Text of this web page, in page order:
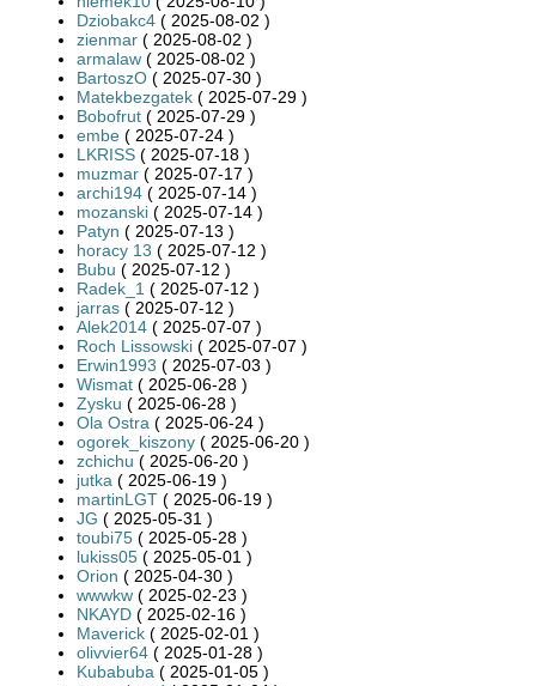
Dziobakc4 ( 2025-08-02 )
zienmar ( 2025-08-02 )
armalaw ( 2025-08-02 )
BartoszO ( 2025-07-30 )
Matekbezgatek ( 2025-07-29 )
Bobofrut ( 2025-07-29 )
embe ( 2025-07-24 )
LKRISS ( 2025-07-18 )
muzmar ( 2025-07-17 )
archi194 ( 2025-07-14 )
mozanski ( 2025-07-14 )
Patyn ( 2025-07-13 )
horacy 13 ( 2025-07-12 )
Bubu ( 2025-07-12 )
Radek_1 ( 2025-07-12 )
jarras ( 2025-07-12 )
Alek2014 ( 2025-07-07 )
Roch Lissowski ( 2025-07-07 )
Erwin1993 ( 2025-07-03 )
Wismat ( 2025-06-28 )
Zysku ( 2025-06-28 )
Ola Ostra ( 2025-06-24 )
ogorek_kiszony ( 2025-06-20 )
zchichu ( 2025-06-20 )
jutka ( 2025-06-19 )
martinLGT ( 2025-06-19 )
JG ( 2025-05-31 )
toubi75 ( 2025-05-28 )
lukiss05 ( 2025-05-01 )
Orion ( 2025-04-30 )
wwwkw ( 2025-02-23 )
NKAYD ( 2025-02-16 )
Maverick ( 2025-02-01 )
olivvier64 ( 2025-01-28 )
Kubabuba ( 2025-01-05 )